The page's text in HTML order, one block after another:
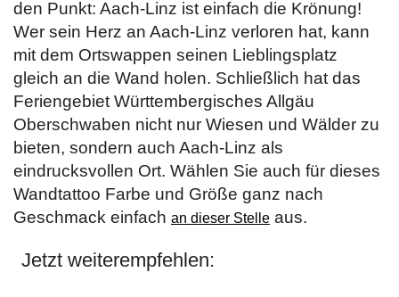
den Punkt: Aach-Linz ist einfach die Krönung!
Wer sein Herz an Aach-Linz verloren hat, kann
mit dem Ortswappen seinen Lieblingsplatz
gleich an die Wand holen. Schließlich hat das
Feriengebiet Württembergisches Allgäu
Oberschwaben nicht nur Wiesen und Wälder zu
bieten, sondern auch Aach-Linz als
eindrucksvollen Ort. Wählen Sie auch für dieses
Wandtattoo Farbe und Größe ganz nach
Geschmack einfach an dieser Stelle aus.
Jetzt weiterempfehlen: